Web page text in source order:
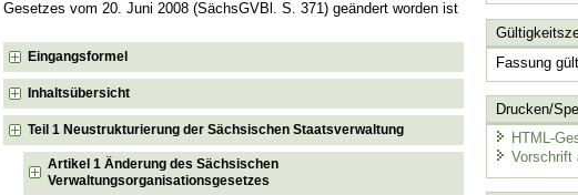
Gesetzes vom 20. Juni 2008 (SächsGVBl. S. 371) geändert worden ist
Eingangsformel
Inhaltsübersicht
Teil 1 Neustrukturierung der Sächsischen Staatsverwaltung
Artikel 1 Änderung des Sächsischen
Verwaltungsorganisationsgesetzes
Fassung
Drucken/
HTML-
Vorschrift